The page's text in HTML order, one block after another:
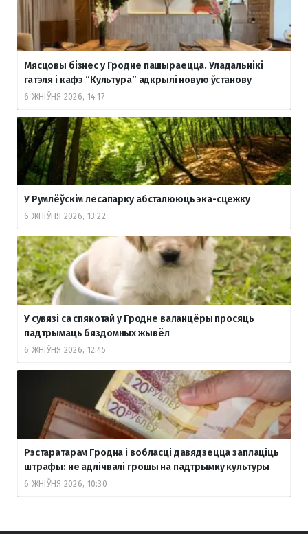
Мясцовы бізнес у Гродне пашыраецца. Уладальнікі
гатэля і кафэ “Культура” адкрылі новую ўстанову
6 ЖНІЎНЯ 2026, 14:17
У Румлёўскім лесапарку абсталююць эка-сцежку
6 ЖНІЎНЯ 2026, 13:22
У сувязі са спякотай у Гродне валанцёры просяць
падтрымаць бяздомных жывёл
6 ЖНІЎНЯ 2026, 12:45
Рэстаратарам Гродна і вобласці давядзецца заплаціць
штрафы: не адлічвалі грошы на падтрымку культуры
6 ЖНІЎНЯ 2026, 10:30